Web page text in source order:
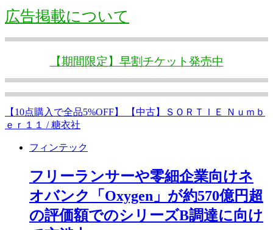
広告掲載について
【期間限定】早割チケット発売中
【10点購入で全品5%OFF】 【中古】ＳＯＲＴＩＥ Ｎｕｍｂ
ｅｒ１１ / 糖衣社
フィンテック
フリーランサーや零細企業向けネ
オバンク「Oxygen」が約570億円超
の評価額でのシリーズB調達に向け